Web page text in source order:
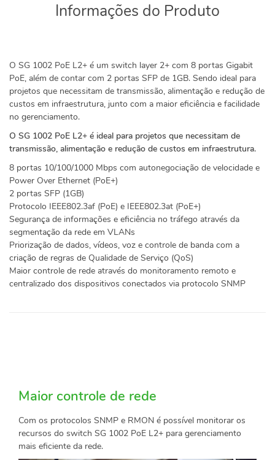
Informações do Produto
O SG 1002 PoE L2+ é um switch layer 2+ com 8 portas Gigabit
PoE, além de contar com 2 portas SFP de 1GB. Sendo ideal para
projetos que necessitam de transmissão, alimentação e redução de
custos em infraestrutura, junto com a maior eficiência e facilidade
no gerenciamento.
O SG 1002 PoE L2+ é ideal para projetos que necessitam de
transmissão, alimentação e redução de custos em infraestrutura.
8 portas 10/100/1000 Mbps com autonegociação de velocidade e
Power Over Ethernet (PoE+)
2 portas SFP (1GB)
Protocolo IEEE802.3af (PoE) e IEEE802.3at (PoE+)
Segurança de informações e eficiência no tráfego através da
segmentação da rede em VLANs
Priorização de dados, vídeos, voz e controle de banda com a
criação de regras de Qualidade de Serviço (QoS)
Maior controle de rede através do monitoramento remoto e
centralizado dos dispositivos conectados via protocolo SNMP
Maior controle de rede
Com os protocolos SNMP e RMON é possível monitorar os
recursos do switch SG 1002 PoE L2+ para gerenciamento
mais eficiente da rede.